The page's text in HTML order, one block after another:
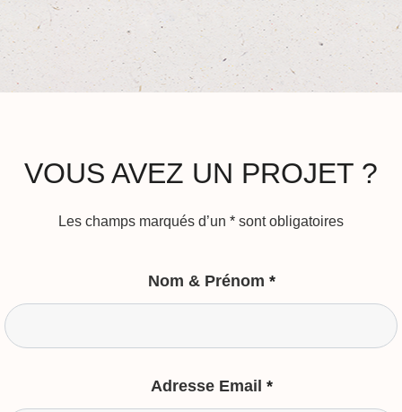
VOUS AVEZ UN PROJET ?
Les champs marqués d’un * sont obligatoires
Nom & Prénom *
Adresse Email *